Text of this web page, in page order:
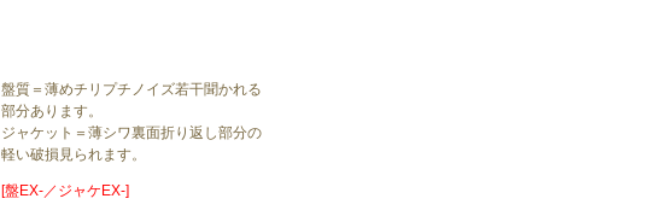
盤質＝薄めチリプチノイズ若干聞かれる
部分あります。
ジャケット＝薄シワ裏面折り返し部分の
軽い破損見られます。
[盤EX-／ジャケEX-]